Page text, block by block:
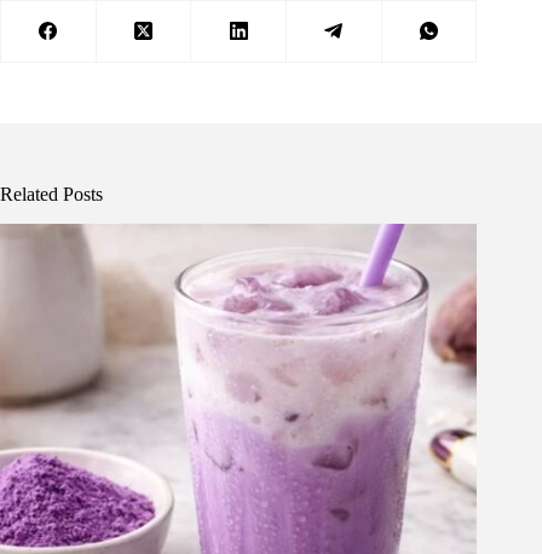
Related Posts